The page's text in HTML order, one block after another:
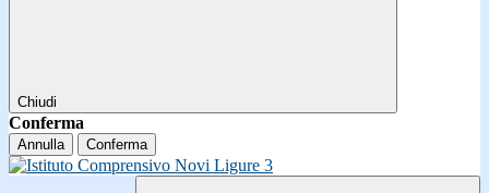
Chiudi
Conferma
Annulla Conferma